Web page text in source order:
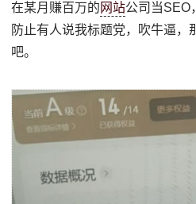
在某月赚百万的 网站公司当SEO
防止有人说我标题党，吹牛逼，
吧。